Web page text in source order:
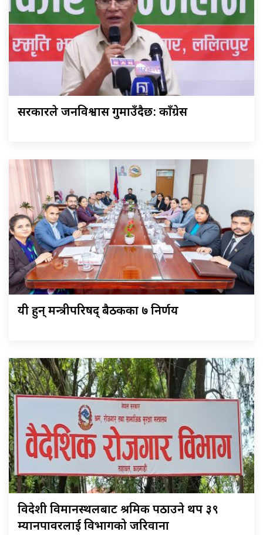
सरकारले जनविश्वास गुमाउँदैछ: काँग्रेस
यी हुन् मन्त्रीपरिषद् बैठकका ७ निर्णय
विदेशी विमानस्थलबाट श्रमिक पठाउने थप ३९
म्यानपावरलाई विभागको जरिवाना